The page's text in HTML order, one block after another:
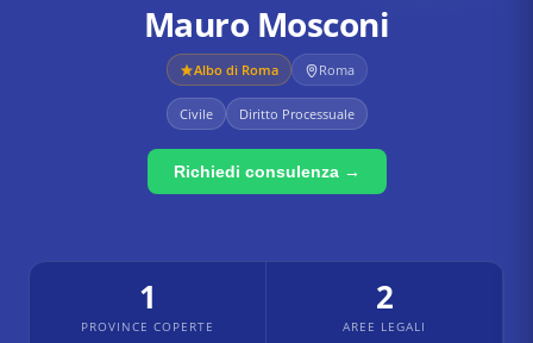
Mauro Mosconi
Albo di Roma Roma
Civile Diritto Processuale
Richiedi consulenza →
1
PROVINCE COPERTE
2
AREE LEGALI